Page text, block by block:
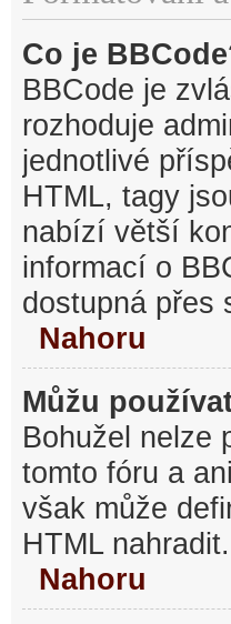
Co je
BBCode je
rozhoduje
jednotlivé
HTML, tagy
nabízí větší
informací o
dostupná přes
Nahoru
Můžu
Bohužel nelze
tomto fóru a
však může
HTML nahradit.
Nahoru